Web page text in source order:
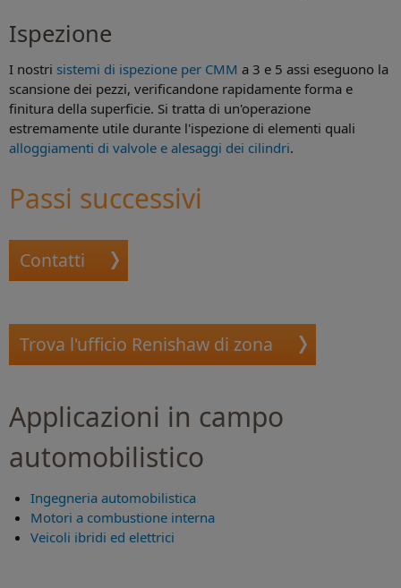
Ispezione
I nostri sistemi di ispezione per CMM a 3 e 5 assi eseguono la
scansione dei pezzi, verificandone rapidamente forma e
finitura della superficie. Si tratta di un'operazione
estremamente utile durante l'ispezione di elementi quali
alloggiamenti di valvole e alesaggi dei cilindri.
Passi successivi
Contatti
Trova l'ufficio Renishaw di zona
Applicazioni in campo
automobilistico
Ingegneria automobilistica
Motori a combustione interna
Veicoli ibridi ed elettrici